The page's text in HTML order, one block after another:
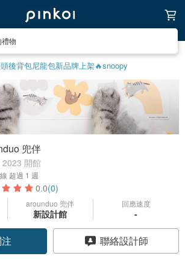
物
後背包尼龍包新品牌上架🔥snoopy
兜伴
2023 開館
超過 1 週
0.0(0)
arounduo 兜伴
新設計館
回應速度
-
聯絡設計師